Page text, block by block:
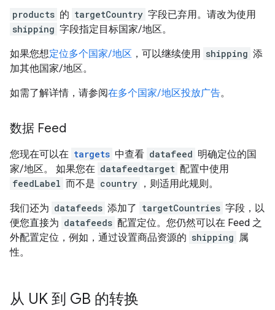
products 的 targetCountry 字段已弃用。请改为使用
shipping 字段指定目标国家/地区。
如果您想定位多个国家/地区 ，可以继续使用 shipping 添
加其他国家/地区。
如需了解详情，请参阅在多个国家/地区投放广告。
数据 Feed
您现在可以在 targets 中查看 datafeed 明确定位的国
家/地区。 如果您在 datafeedtarget 配置中使用
feedLabel 而不是 country ，则适用此规则。
我们还为 datafeeds 添加了 targetCountries 字段，以
便您直接为 datafeeds 配置定位。您仍然可以在 Feed 之
外配置定位，例如，通过设置商品资源的 shipping 属
性。
从 UK 到 GB 的转换